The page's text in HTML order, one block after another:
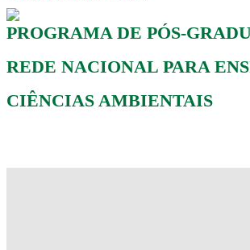
PROGRAMA DE PÓS-
REDE NACIONAL PARA
CIÊNCIAS AMBIENTAIS